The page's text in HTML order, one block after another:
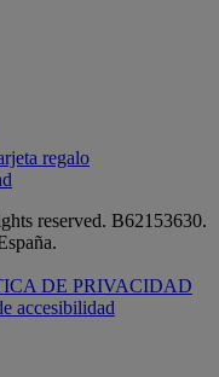
regalo
reserved. B62153630.
DE PRIVACIDAD
accesibilidad